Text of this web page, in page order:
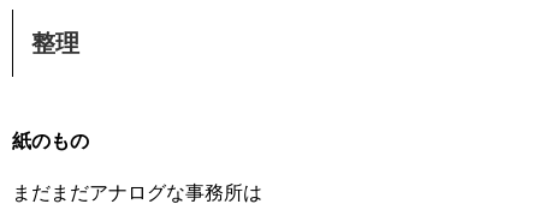
整理
紙のもの
まだまだアナログな事務所は